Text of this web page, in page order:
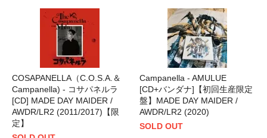
COSAPANELLA（C.O.S.A.＆
Campanella) - コサパネルラ
[CD] MADE DAY MAIDER /
AWDR/LR2 (2011/2017)【限
定】
Campanella - AMULUE
[CD+バンダナ]【初回生産限定
盤】MADE DAY MAIDER /
AWDR/LR2 (2020)
SOLD OUT